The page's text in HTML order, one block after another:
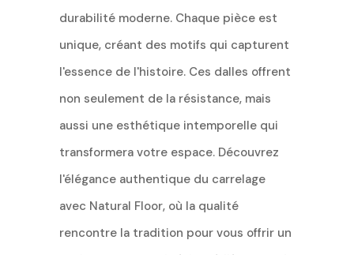
durabilité moderne. Chaque pièce est
unique, créant des motifs qui capturent
l'essence de l'histoire. Ces dalles offrent
non seulement de la résistance, mais
aussi une esthétique intemporelle qui
transformera votre espace. Découvrez
l'élégance authentique du carrelage
avec Natural Floor, où la qualité
rencontre la tradition pour vous offrir un